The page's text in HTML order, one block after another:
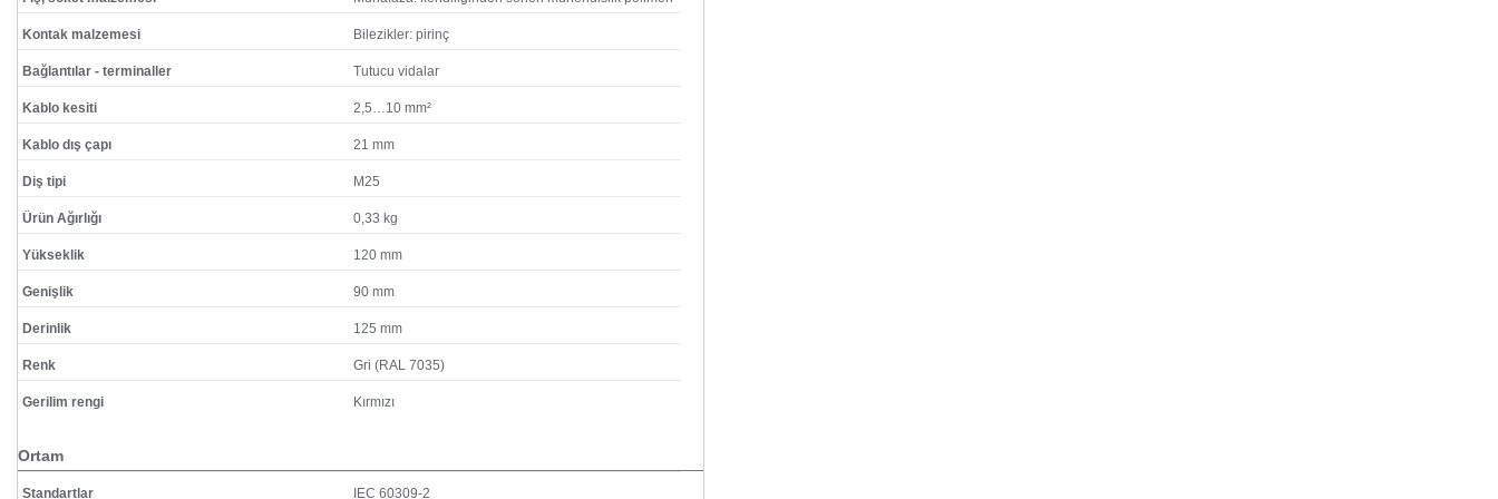
Kontak malzemesi Bilezikler: pirinç
Bağlantılar - terminaller Tutucu vidalar
Kablo kesiti 2,5…10 mm²
Kablo dış çapı 21 mm
Diş tipi M25
Ürün Ağırlığı 0,33 kg
Yükseklik 120 mm
Genişlik 90 mm
Derinlik 125 mm
Renk Gri (RAL 7035)
Gerilim rengi Kırmızı
Ortam
Standartlar
IEC 60309-2